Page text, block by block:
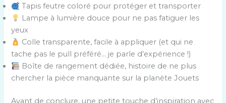
Tapis feutre coloré pour protéger et transporter
Lampe à lumière douce pour ne pas fatiguer les
yeux
Colle transparente, facile à appliquer (et qui ne
tache pas le pull préféré… je parle d’expérience !)
Boîte de rangement dédiée, histoire de ne plus
chercher la pièce manquante sur la planète Jouets
Avant de conclure, une petite touche d’inspiration avec